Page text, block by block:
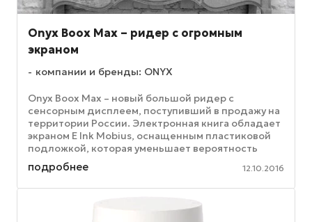
Onyx Boox Max – ридер с огромным
экраном
компании и бренды: ONYX
Onyx Boox Max – новый большой ридер с
сенсорным дисплеем, поступивший в продажу на
территории России. Электронная книга обладает
экраном E Ink Mobius, оснащенным пластиковой
подложкой, которая уменьшает вероятность
повреждения устройства. Кроме ...
подробнее 12.10.2016